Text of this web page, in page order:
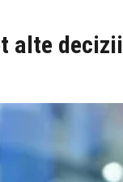
alte decizii